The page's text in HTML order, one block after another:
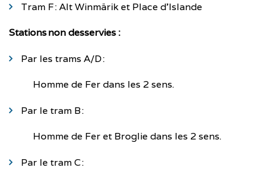
Tram F : Alt Winmärik et Place d’Islande
Stations non desservies :
Par les trams A/D :
Homme de Fer dans les 2 sens.
Par le tram B :
Homme de Fer et Broglie dans les 2 sens.
Par le tram C :